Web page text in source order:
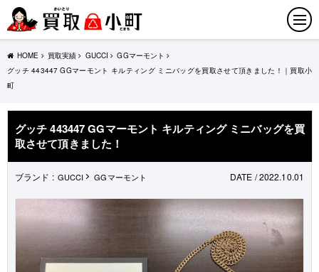
HOME 買取実績 GUCCI
GGマーモント
グッチ 443447 GGマーモント キルティング ミニバッグを買取させて頂きました！｜買取小
町
グッチ 443447 GGマーモント キルティング ミニバッグを買
取させて頂きました！
ブランド : GUCCI GGマーモント DATE / 2022.10.01